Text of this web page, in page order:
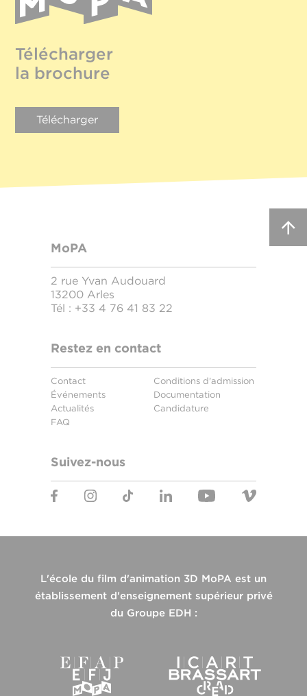
Télécharger
la brochure
Télécharger
MoPA
2 rue Yvan Audouard
13200 Arles
Tél : +33 4 76 41 83 22
Restez en contact
Contact
Événements
Actualités
FAQ
Conditions d'admission
Documentation
Candidature
Suivez-nous
L'école du film d'animation 3D MoPA est un
établissement d'enseignement supérieur privé
du Groupe EDH :